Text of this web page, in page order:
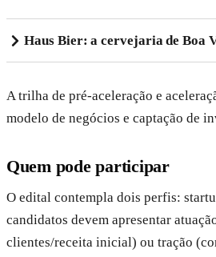
Haus Bier: a cervejaria de Boa
A trilha de pré-aceleração e
modelo de negócios e captação de
Quem pode participar
O edital contempla dois perfis:
candidatos devem apresentar
clientes/receita inicial) ou tração